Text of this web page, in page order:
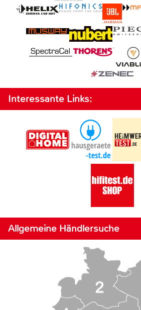
Interessante Links:
Allgemeine Händlersuche